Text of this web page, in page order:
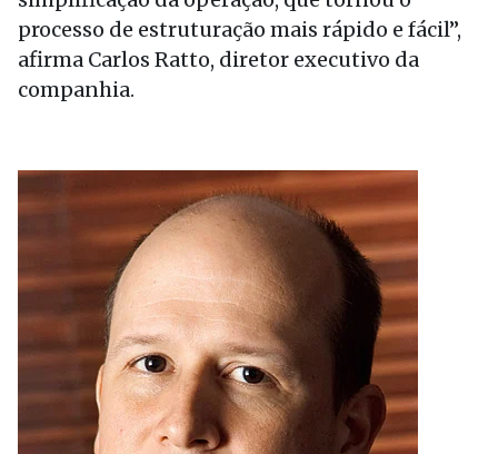
processo de estruturação mais rápido e fácil”,
afirma Carlos Ratto, diretor executivo da
companhia.